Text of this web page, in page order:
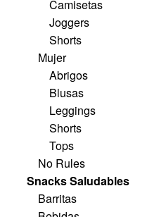
Camisetas
Joggers
Shorts
Mujer
Abrigos
Blusas
Leggings
Shorts
Tops
No Rules
Snacks Saludables
Barritas